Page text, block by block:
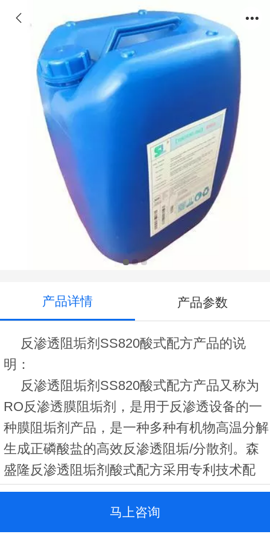
反渗透阻垢剂SS820酸式配方
产品详情 产品参数
反渗透阻垢剂SS820酸式配方产品的说
明：
反渗透阻垢剂SS820酸式配方产品又称为
RO反渗透膜阻垢剂，是用于反渗透设备的一
种膜阻垢剂产品，是一种多种有机物高温分解
生成正磷酸盐的高效反渗透阻垢/分散剂。森
盛隆反渗透阻垢剂酸式配方采用专利技术配
制，符合国际行业技术标准，达到欧美进口阻
垢剂效能，用量少，阻垢分散效果好。
马上咨询